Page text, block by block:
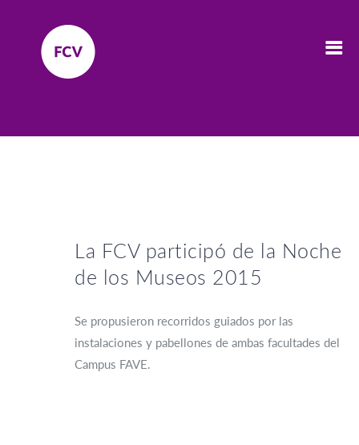
La FCV participó de la Noche
de los Museos 2015
Se propusieron recorridos guiados por las
instalaciones y pabellones de ambas facultades del
Campus FAVE.